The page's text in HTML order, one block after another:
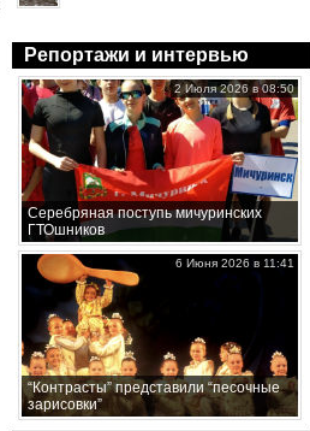
Репортажи и интервью
Серебряная поступь мичуринских
ГТОшников
2 Июля 2026 в 08:50
“Контрасты” представили “песочные
зарисовки”
6 Июня 2026 в 11:41